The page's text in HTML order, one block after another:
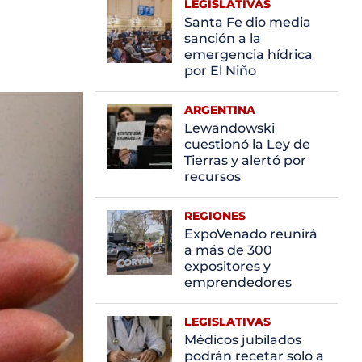
LEGISLATIVAS
Santa Fe dio media
sanción a la
emergencia hídrica
por El Niño
ARGENTINA
Lewandowski
cuestionó la Ley de
Tierras y alertó por
recursos
REGIONES
ExpoVenado reunirá
a más de 300
expositores y
emprendedores
LEGISLATIVAS
Médicos jubilados
podrán recetar solo a